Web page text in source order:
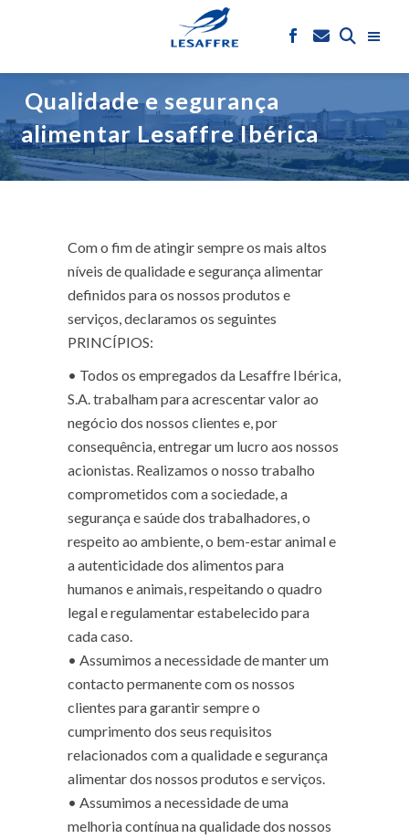
Qualidade e segurança
alimentar Lesaffre Ibérica
Com o fim de atingir sempre os mais altos
níveis de qualidade e segurança alimentar
definidos para os nossos produtos e
serviços, declaramos os seguintes
PRINCÍPIOS:
• Todos os empregados da Lesaffre Ibérica,
S.A. trabalham para acrescentar valor ao
negócio dos nossos clientes e, por
consequência, entregar um lucro aos nossos
acionistas. Realizamos o nosso trabalho
comprometidos com a sociedade, a
segurança e saúde dos trabalhadores, o
respeito ao ambiente, o bem-estar animal e
a autenticidade dos alimentos para
humanos e animais, respeitando o quadro
legal e regulamentar estabelecido para
cada caso.
• Assumimos a necessidade de manter um
contacto permanente com os nossos
clientes para garantir sempre o
cumprimento dos seus requisitos
relacionados com a qualidade e segurança
alimentar dos nossos produtos e serviços.
• Assumimos a necessidade de uma
melhoria contínua na qualidade dos nossos